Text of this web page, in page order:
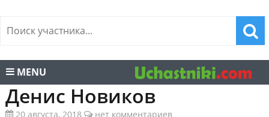
MENU
Денис Новиков
20 августа, 2018 нет комментариев